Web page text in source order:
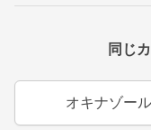
同じ
オキナゾー